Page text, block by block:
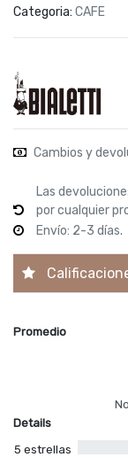
Categoria: CAFE
Cambios y
Las
por cualquier
Envío: 2-3 días.
Promedio
Details
5 estrellas